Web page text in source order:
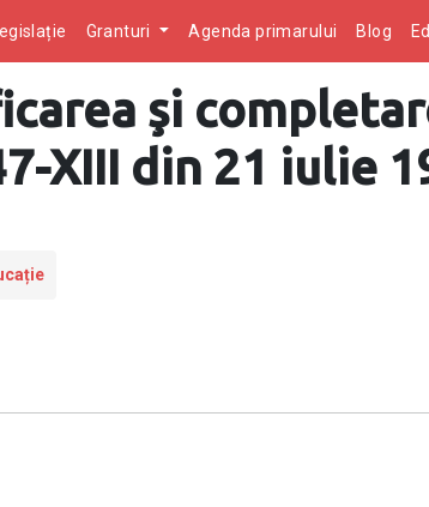
Granturi Agenda primarului Blog
şi
XIII din 21 iulie